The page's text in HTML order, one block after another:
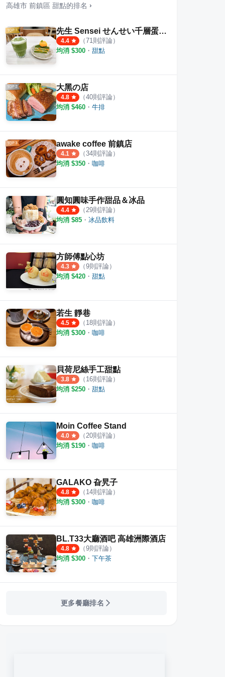
12則評論
倉熊手作甜點
4.5 ·
高雄市 前鎮區 甜點的排名 ›
先生 Sensei せんせい千層蛋糕 新光店
4.4 （71 則評論）
均消 $300 ・ 甜點
大黑の店
4.8 （40則評論）
均消 $460 ・ 牛排
awake coffee 前鎮店
4.1 （34則評論）
均消 $350 ・ 咖啡
圓知圓味手作甜品＆冰品
4.4 （ 29則評論）
均消 $85 ・ 冰品飲料
方師傅點心坊
4.3 （9則評論）
均消 $420 ・ 甜點
若生 靜巷
4.5 （ 18則評論）
均消 $300 ・ 咖啡
貝荷尼絲手工甜點
3.8 （ 16則評論）
均消 $250 ・ 甜點
Moin Coffee Stand
4.0 （ 20則評論）
均消 $190 ・ 咖啡
GALAKO 旮旯子
4.8 （ 14則評論）
均消 $300 ・ 咖啡
BL.T33大廳酒吧 高雄洲際酒店
4.8 （9則評論）
均消 $300 ・ 下午茶
更多餐廳排名